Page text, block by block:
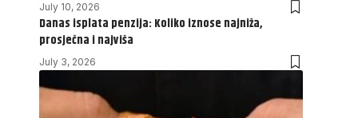
July 10, 2026
Danas isplata penzija: Koliko iznose najniža,
prosječna i najviša
July 3, 2026